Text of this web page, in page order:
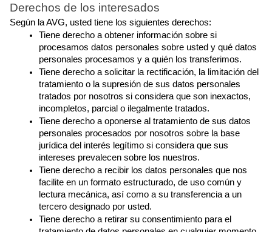
Derechos de los interesados
Según la AVG, usted tiene los siguientes derechos:
Tiene derecho a obtener información sobre si
procesamos datos personales sobre usted y qué datos
personales procesamos y a quién los transferimos.
Tiene derecho a solicitar la rectificación, la limitación del
tratamiento o la supresión de sus datos personales
tratados por nosotros si considera que son inexactos,
incompletos, parcial o ilegalmente tratados.
Tiene derecho a oponerse al tratamiento de sus datos
personales procesados por nosotros sobre la base
jurídica del interés legítimo si considera que sus
intereses prevalecen sobre los nuestros.
Tiene derecho a recibir los datos personales que nos
facilite en un formato estructurado, de uso común y
lectura mecánica, así como a su transferencia a un
tercero designado por usted.
Tiene derecho a retirar su consentimiento para el